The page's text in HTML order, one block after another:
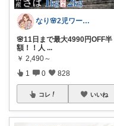
なり🌸2児ワーママの楽しい暮らし
🌸11日まで最大4990円OFF半
額！！人 ...
￥ 2,490～
1 0 828
コレ いいね